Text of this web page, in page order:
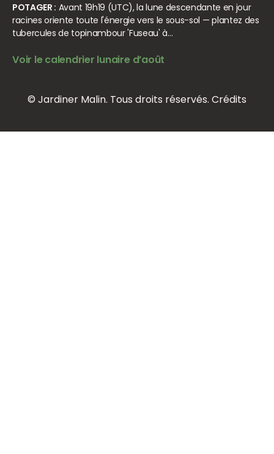
POTAGER : Avant 19h19 (UTC), la lune descendante en jour
racines oriente toute l'énergie vers le sous-sol — plantez des
tubercules de topinambour 'Fuseau' à…
Voir le calendrier lunaire d’août
© Jardiner Malin. Tous droits réservés. Crédits